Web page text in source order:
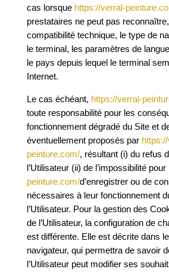
cas lorsque https://verral-
prestataires ne peut pas
compatibilité technique, le type de
le terminal, les paramètres de
le pays depuis lequel le terminal
Internet.
Le cas échéant, https://verral-
toute responsabilité pour les
fonctionnement dégradé du Site et
éventuellement proposés par
peinture.com/, résultant (i) du refus
l’Utilisateur (ii) de l’impossibilité pour
peinture.com/d’enregistrer ou de
nécessaires à leur fonctionnement
l’Utilisateur. Pour la gestion des
de l’Utilisateur, la configuration de
est différente. Elle est décrite dans
navigateur, qui permettra de savoir
l’Utilisateur peut modifier ses